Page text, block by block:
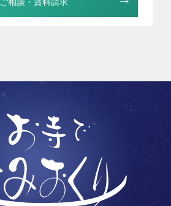
ご相談・資料請求